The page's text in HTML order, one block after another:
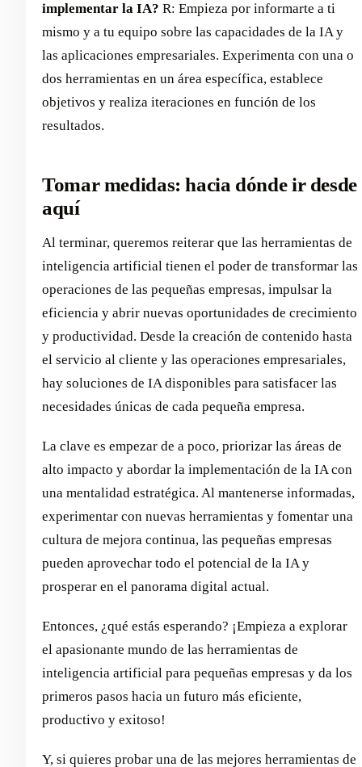
implementar la IA? R: Empieza por informarte a ti
mismo y a tu equipo sobre las capacidades de la IA y
las aplicaciones empresariales. Experimenta con una o
dos herramientas en un área específica, establece
objetivos y realiza iteraciones en función de los
resultados.
Tomar medidas: hacia dónde ir desde
aquí
Al terminar, queremos reiterar que las herramientas de
inteligencia artificial tienen el poder de transformar las
operaciones de las pequeñas empresas, impulsar la
eficiencia y abrir nuevas oportunidades de crecimiento
y productividad. Desde la creación de contenido hasta
el servicio al cliente y las operaciones empresariales,
hay soluciones de IA disponibles para satisfacer las
necesidades únicas de cada pequeña empresa.
La clave es empezar de a poco, priorizar las áreas de
alto impacto y abordar la implementación de la IA con
una mentalidad estratégica. Al mantenerse informadas,
experimentar con nuevas herramientas y fomentar una
cultura de mejora continua, las pequeñas empresas
pueden aprovechar todo el potencial de la IA y
prosperar en el panorama digital actual.
Entonces, ¿qué estás esperando? ¡Empieza a explorar
el apasionante mundo de las herramientas de
inteligencia artificial para pequeñas empresas y da los
primeros pasos hacia un futuro más eficiente,
productivo y exitoso!
Y, si quieres probar una de las mejores herramientas de